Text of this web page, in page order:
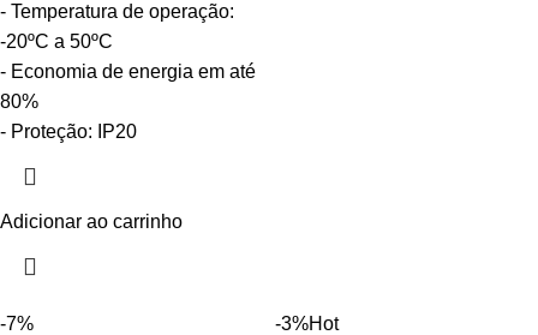
- Temperatura de operação:
-20ºC a 50ºC
- Economia de energia em até
80%
- Proteção: IP20
Adicionar ao carrinho
-7% -3%Hot